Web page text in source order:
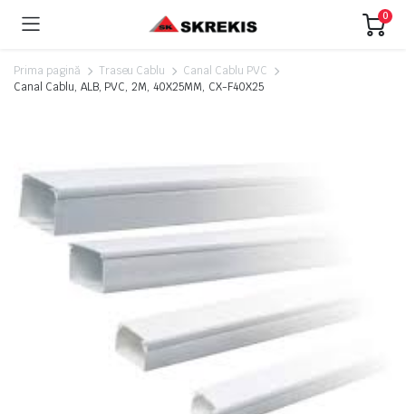
0
Prima pagină Traseu Cablu
Canal Cablu PVC
Canal Cablu, ALB, PVC, 2M, 40X25MM, CX-F40X25